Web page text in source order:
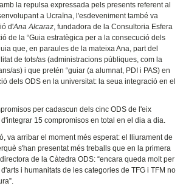
la repulsa expressada pels presents referent al
a Ucraïna, l'esdeveniment també va
d'Ana Alcaraz, fundadora de la Consultoria Esfera
de la “Guia estratègica per a la consecució dels
que, en paraules de la mateixa Ana, part del
de tots/as (administracions públiques, com la
as) i que pretén “guiar (a alumnat, PDI i PAS) en
dels ODS en la universitat: la seua integració en el
per cadascun dels cinc ODS de l'eix
15 compromisos en total en el dia a dia.
va arribar el moment més esperat: el lliurament de
s'han presentat més treballs que en la primera
de la Càtedra ODS: “encara queda molt per
i humanitats de les categories de TFG i TFM no